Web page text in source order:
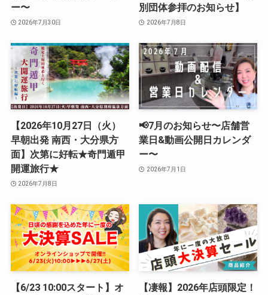
ー〜
2026年7月30日
別団体参拝のお知らせ】
2026年7月8日
【2026年10月27日（火）
早朝出発 南西・大分県方
面】次第に好転★奇門遁甲
開運旅行★
2026年7月8日
📢7月のお知らせ〜店舗営
業日&動画公開日カレンダ
ー〜
2026年7月1日
【6/23 10:00スタート】オ
【凄報】2026年店頭限定！